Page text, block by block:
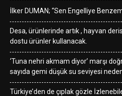
İlker DUMAN; “Sen Engelliye
Desa, ürünlerinde artık , hayvan
dostu ürünler kullanacak.
‘Tuna nehri akmam diyor’ marşı
sayıda gemi düşük su seviyesi
Türkiye’den de çıplak gözle